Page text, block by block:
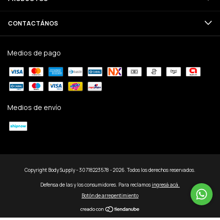
CONTACTÁNOS
Medios de pago
Medios de envío
Copyright Body Supply - 30718223578 - 2026. Todos los derechos reservados.
Defensa de las y los consumidores. Para reclamos ingresá acá.
Botón de arrepentimiento